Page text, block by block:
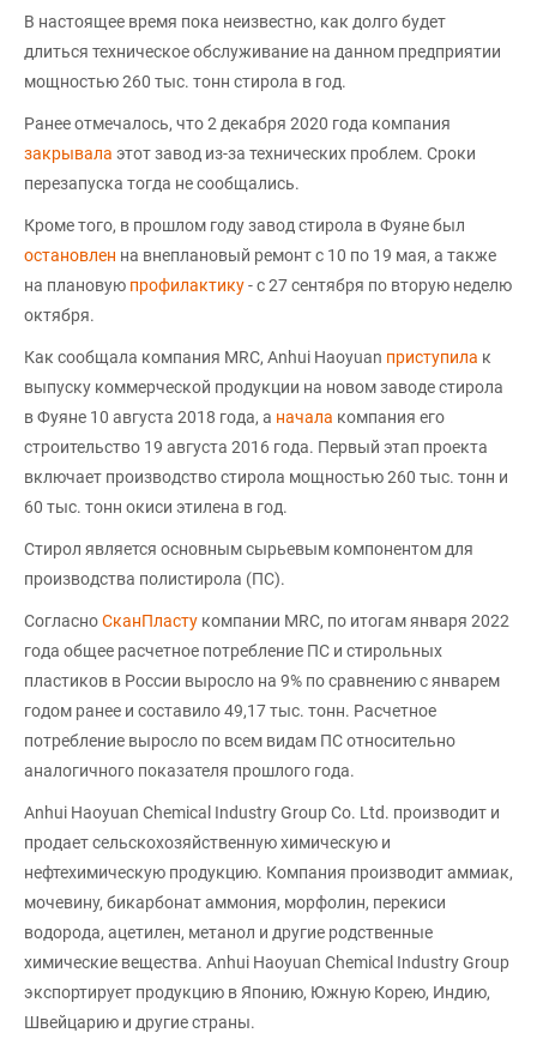
В настоящее время пока неизвестно, как долго будет
длиться техническое обслуживание на данном предприятии
мощностью 260 тыс. тонн стирола в год.
Ранее отмечалось, что 2 декабря 2020 года компания
закрывала этот завод из-за технических проблем. Сроки
перезапуска тогда не сообщались.
Кроме того, в прошлом году завод стирола в Фуяне был
остановлен на внеплановый ремонт с 10 по 19 мая, а также
на плановую профилактику- с 27 сентября по вторую неделю
октября.
Как сообщала компания MRC, Anhui Haoyuan приступила к
выпуску коммерческой продукции на новом заводе стирола
в Фуяне 10 августа 2018 года, а начала компания его
строительство 19 августа 2016 года. Первый этап проекта
включает производство стирола мощностью 260 тыс. тонн и
60 тыс. тонн окиси этилена в год.
Стирол является основным сырьевым компонентом для
производства полистирола (ПС).
СогласноСканПласту компании MRC, по итогам января 2022
года общее расчетное потребление ПС и стирольных
пластиков в России выросло на 9% по сравнению с январем
годом ранее и составило 49,17 тыс. тонн. Расчетное
потребление выросло по всем видам ПС относительно
аналогичного показателя прошлого года.
Anhui Haoyuan Chemical Industry Group Co. Ltd. производит и
продает сельскохозяйственную химическую и
нефтехимическую продукцию. Компания производит аммиак,
мочевину, бикарбонат аммония, морфолин, перекиси
водорода, ацетилен, метанол и другие родственные
химические вещества. Anhui Haoyuan Chemical Industry Group
экспортирует продукцию в Японию, Южную Корею, Индию,
Швейцарию и другие страны.